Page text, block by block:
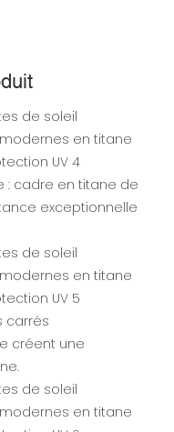
: cadre en titane de
exceptionnelle
carrés
créent une